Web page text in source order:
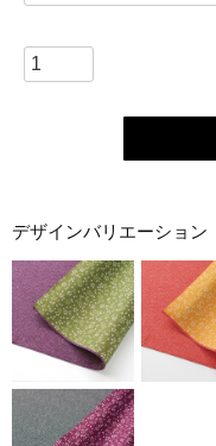
デザインバリエーション